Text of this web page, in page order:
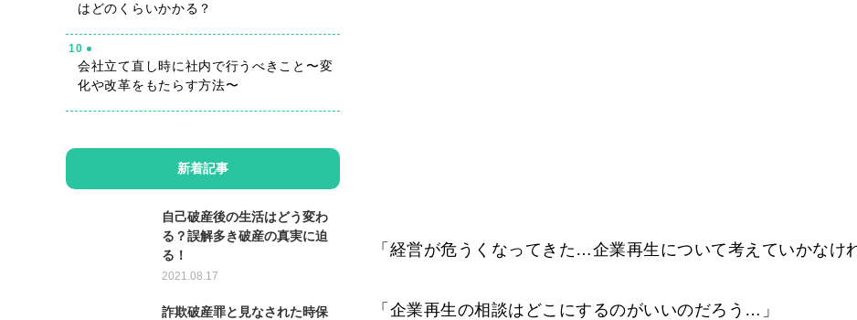
「経営が危うくなってきた…企業再生について考えていかなけ
「企業再生の相談はどこにするのがいいのだろう…」
はどのくらいかかる？
10
会社立て直し時に社内で行うべきこと〜変
化や改革をもたらす方法〜
新着記事
自己破産後の生活はどう変わ
る？誤解多き破産の真実に迫
る！
2021.08.17
詐欺破産罪と見なされた時保